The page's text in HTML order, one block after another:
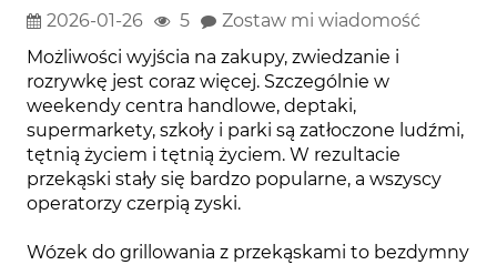
2026-01-26 5
Zostaw mi wiadomość
Możliwości wyjścia na zakupy, zwiedzanie i
rozrywkę jest coraz więcej. Szczególnie w
weekendy centra handlowe, deptaki,
supermarkety, szkoły i parki są zatłoczone ludźmi,
tętnią życiem i tętnią życiem. W rezultacie
przekąski stały się bardzo popularne, a wszyscy
operatorzy czerpią zyski.
Wózek do grillowania z przekąskami to bezdymny